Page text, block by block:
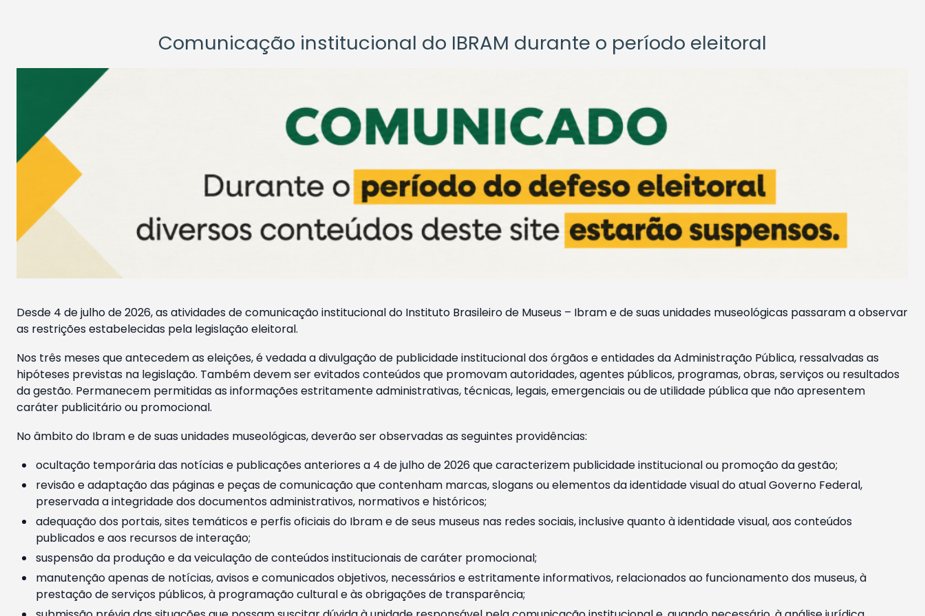
Comunicação institucional do IBRAM durante o período eleitoral
Desde 4 de julho de 2026, as atividades de comunicação institucional do Instituto Brasileiro de Museus – Ibram e de suas unidades museológicas passaram a observar
as restrições estabelecidas pela legislação eleitoral.
Nos três meses que antecedem as eleições, é vedada a divulgação de publicidade institucional dos órgãos e entidades da Administração Pública, ressalvadas as
hipóteses previstas na legislação. Também devem ser evitados conteúdos que promovam autoridades, agentes públicos, programas, obras, serviços ou resultados
da gestão. Permanecem permitidas as informações estritamente administrativas, técnicas, legais, emergenciais ou de utilidade pública que não apresentem
caráter publicitário ou promocional.
No âmbito do Ibram e de suas unidades museológicas, deverão ser observadas as seguintes providências:
ocultação temporária das notícias e publicações anteriores a 4 de julho de 2026 que caracterizem publicidade institucional ou promoção da gestão;
revisão e adaptação das páginas e peças de comunicação que contenham marcas, slogans ou elementos da identidade visual do atual Governo Federal,
preservada a integridade dos documentos administrativos, normativos e históricos;
adequação dos portais, sites temáticos e perfis oficiais do Ibram e de seus museus nas redes sociais, inclusive quanto à identidade visual, aos conteúdos
publicados e aos recursos de interação;
suspensão da produção e da veiculação de conteúdos institucionais de caráter promocional;
manutenção apenas de notícias, avisos e comunicados objetivos, necessários e estritamente informativos, relacionados ao funcionamento dos museus, à
prestação de serviços públicos, à programação cultural e às obrigações de transparência;